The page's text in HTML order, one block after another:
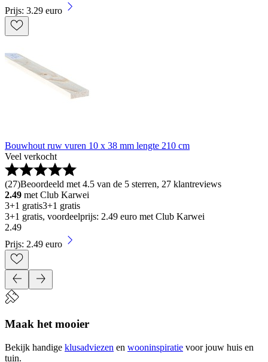
Prijs: 3.29 euro
Bouwhout ruw vuren 10 x 38 mm lengte 210 cm
Veel verkocht
(27)Beoordeeld met 4.5 van de 5 sterren, 27 klantreviews
2.49 met Club Karwei
3+1 gratis3+1 gratis
3+1 gratis, voordeelprijs: 2.49 euro met Club Karwei
2.49
Prijs: 2.49 euro
Maak het mooier
Bekijk handige klusadviezen en wooninspiratie voor jouw huis en
tuin.